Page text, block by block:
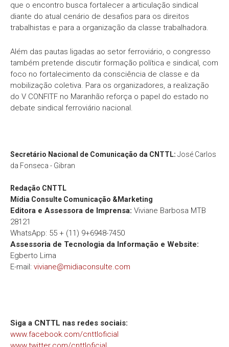
que o encontro busca fortalecer a articulação sindical
diante do atual cenário de desafios para os direitos
trabalhistas e para a organização da classe trabalhadora.
Além das pautas ligadas ao setor ferroviário, o congresso
também pretende discutir formação política e sindical, com
foco no fortalecimento da consciência de classe e da
mobilização coletiva. Para os organizadores, a realização
do V CONFITF no Maranhão reforça o papel do estado no
debate sindical ferroviário nacional.
Secretário Nacional de Comunicação da CNTTL: José Carlos
da Fonseca - Gibran
Redação CNTTL
Mídia Consulte Comunicação &Marketing
Editora e Assessora de Imprensa: Viviane Barbosa MTB
28121
WhatsApp: 55 + (11) 9+6948-7450
Assessoria de Tecnologia da Informação e Website:
Egberto Lima
E-mail: viviane@midiaconsulte.com
Siga a CNTTL nas redes sociais:
www.facebook.com/cnttloficial